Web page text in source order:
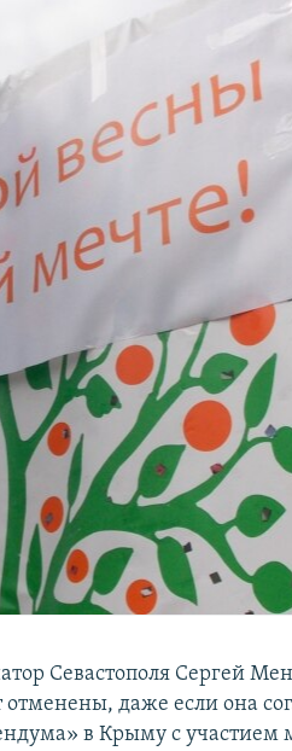
Севастополя Сергей
даже если она
в Крыму с